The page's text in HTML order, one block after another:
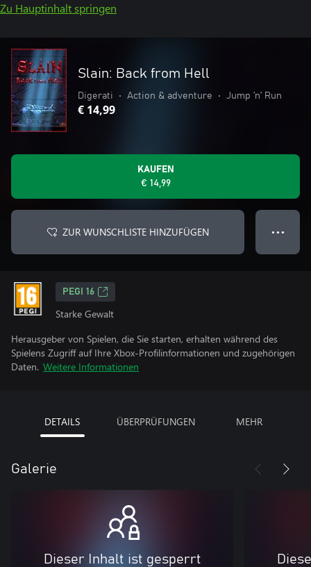
Zu Hauptinhalt springen
Slain: Back from Hell
Digerati • Action & adventure • Jump ’n’ Run
€ 14,99
KAUFEN
€ 14,99
ZUR WUNSCHLISTE HINZUFÜGEN ● ● ●
PEGI 16
Starke Gewalt
Herausgeber von Spielen, die Sie starten, erhalten während des
Spielens Zugriff auf Ihre Xbox-Profilinformationen und zugehörigen
Daten. Weitere Informationen
DETAILS ÜBERPRÜFUNGEN MEHR
Galerie
Dieser Inhalt ist gesperrt